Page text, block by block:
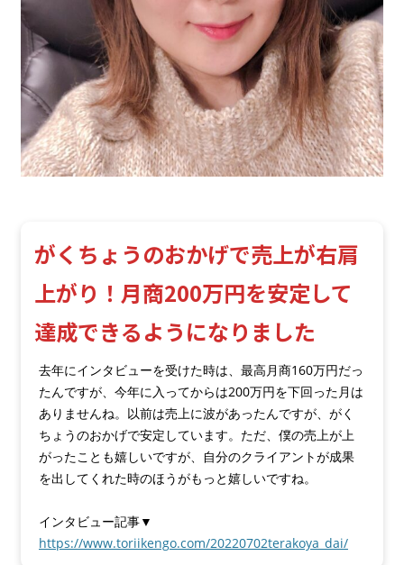
がくちょうのおかげで売上が右肩
上がり！月商200万円を安定して
達成できるようになりました
去年にインタビューを受けた時は、最高月商160万円だっ
たんですが、今年に入ってからは200万円を下回った月は
ありませんね。以前は売上に波があったんですが、がく
ちょうのおかげで安定しています。ただ、僕の売上が上
がったことも嬉しいですが、自分のクライアントが成果
を出してくれた時のほうがもっと嬉しいですね。
インタビュー記事▼
https://www.toriikengo.com/20220702terakoya_dai/